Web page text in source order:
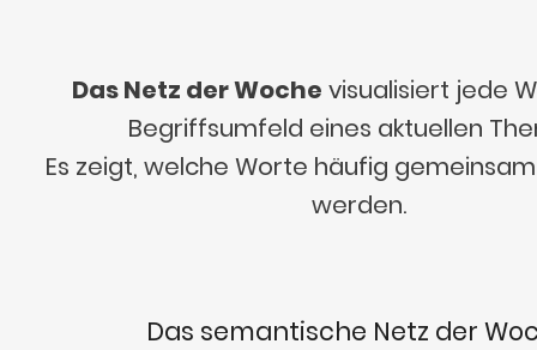
Das Netz der Woche visualisiert jede
Begriffsumfeld eines aktuellen
Es zeigt, welche Worte häufig
werden.
Das semantische Netz der